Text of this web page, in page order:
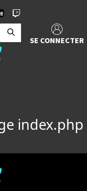
SE CONNECTER
index.php